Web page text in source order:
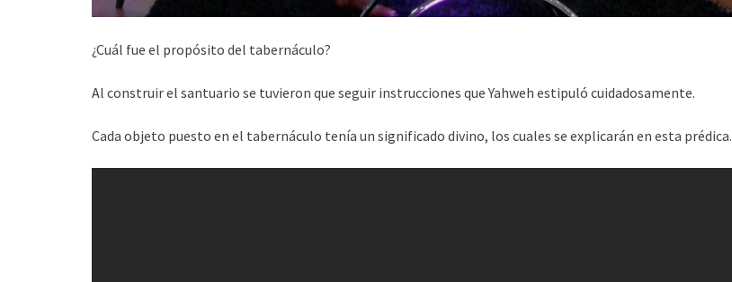
¿Cuál fue el propósito del tabernáculo?
Al construir el santuario se tuvieron que seguir instrucciones que Yahweh estipuló cuidadosamente.
Cada objeto puesto en el tabernáculo tenía un significado divino, los cuales se explicarán en esta prédica.